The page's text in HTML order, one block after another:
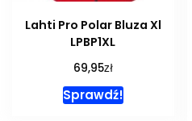
Lahti Pro Polar Bluza Xl
LPBP1XL
69,95zł
Sprawdź!